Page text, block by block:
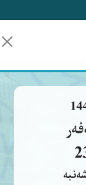
ئېلىپبە